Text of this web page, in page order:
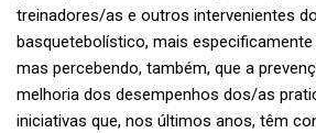
treinadores/as e outros intervenientes
basquetebolístico, mais
mas percebendo, também, que a
melhoria dos desempenhos dos/as
iniciativas que, nos últimos anos, têm